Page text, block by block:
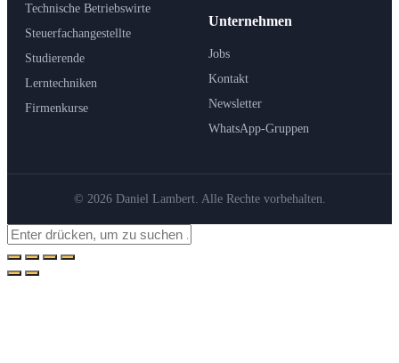
Technische Betriebswirte
Steuerfachangestellte
Studierende
Lerntechniken
Firmenkurse
Unternehmen
Jobs
Kontakt
Newsletter
WhatsApp-Gruppen
© 2026 Daniel Lambert. Alle Rechte vorbehalten.